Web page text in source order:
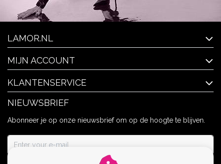
LAMOR.NL
MIJN ACCOUNT
KLANTENSERVICE
NIEUWSBRIEF
Abonneer je op onze nieuwsbrief om op de hoogte te blijven.